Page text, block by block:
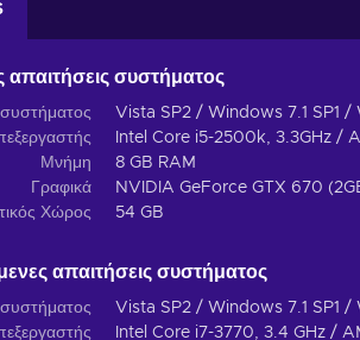
απαιτήσεις συστήματος
Vista SP2 / Windows 7.1 SP1
Intel Core i5-2500k, 3.3GHz /
Μνήμη
8 GB RAM
Γραφικά
NVIDIA GeForce GTX 670
Χώρος
54 GB
απαιτήσεις συστήματος
Vista SP2 / Windows 7.1 SP1
Intel Core i7-3770, 3.4 GHz /